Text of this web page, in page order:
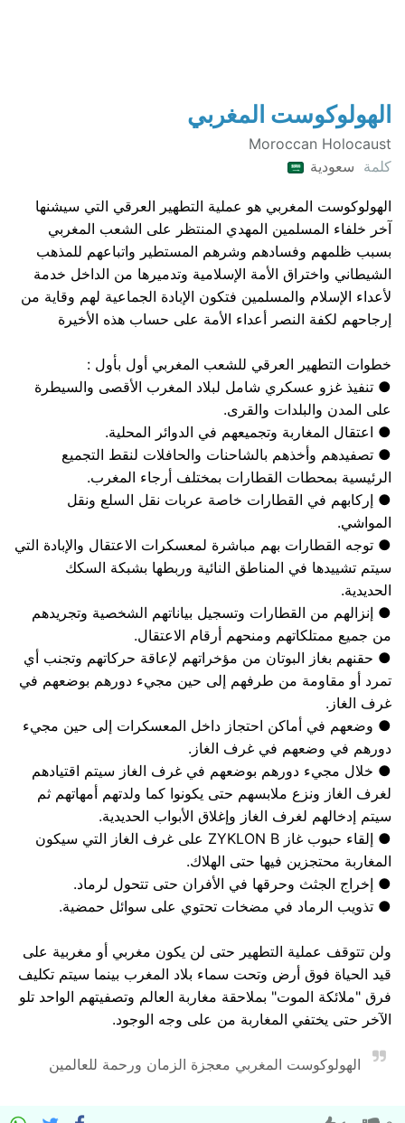
الهولوكوست المغربي
Moroccan Holocaust
كلمة سعودية
الهولوكوست المغربي هو عملية التطهير العرقي التي سيشنها
آخر خلفاء المسلمين المهدي المنتظر على الشعب المغربي
بسبب ظلمهم وفسادهم وشرهم المستطير واتباعهم للمذهب
الشيطاني واختراق الأمة الإسلامية وتدميرها من الداخل خدمة
لأعداء الإسلام والمسلمين فتكون الإبادة الجماعية لهم وقاية من
إرجاحهم لكفة النصر أعداء الأمة على حساب هذه الأخيرة
خطوات التطهير العرقي للشعب المغربي أول بأول :
● تنفيذ غزو عسكري شامل لبلاد المغرب الأقصى والسيطرة
على المدن والبلدات والقرى.
● اعتقال المغاربة وتجميعهم في الدوائر المحلية.
● تصفيدهم وأخذهم بالشاحنات والحافلات لنقط التجميع
الرئيسية بمحطات القطارات بمختلف أرجاء المغرب.
● إركابهم في القطارات خاصة عربات نقل السلع ونقل
المواشي.
● توجه القطارات بهم مباشرة لمعسكرات الاعتقال والإبادة التي
سيتم تشييدها في المناطق النائية وربطها بشبكة السكك
الحديدية.
● إنزالهم من القطارات وتسجيل بياناتهم الشخصية وتجريدهم
من جميع ممتلكاتهم ومنحهم أرقام الاعتقال.
● حقنهم بغاز البوتان من مؤخراتهم لإعاقة حركاتهم وتجنب أي
تمرد أو مقاومة من طرفهم إلى حين مجيء دورهم بوضعهم في
غرف الغاز.
● وضعهم في أماكن احتجاز داخل المعسكرات إلى حين مجيء
دورهم في وضعهم في غرف الغاز.
● خلال مجيء دورهم بوضعهم في غرف الغاز سيتم اقتيادهم
لغرف الغاز ونزع ملابسهم حتى يكونوا كما ولدتهم أمهاتهم ثم
سيتم إدخالهم لغرف الغاز وإغلاق الأبواب الحديدية.
● إلقاء حبوب غاز ZYKLON B على غرف الغاز التي سيكون
المغاربة محتجزين فيها حتى الهلاك.
● إخراج الجثث وحرقها في الأفران حتى تتحول لرماد.
● تذويب الرماد في مضخات تحتوي على سوائل حمضية.
ولن تتوقف عملية التطهير حتى لن يكون مغربي أو مغربية على
قيد الحياة فوق أرض وتحت سماء بلاد المغرب بينما سيتم تكليف
فرق "ملائكة الموت" بملاحقة مغاربة العالم وتصفيتهم الواحد تلو
الآخر حتى يختفي المغاربة من على وجه الوجود.
الهولوكوست المغربي معجزة الزمان ورحمة للعالمين